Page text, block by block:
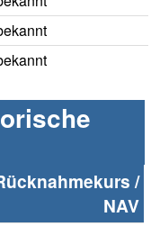
/
NAV